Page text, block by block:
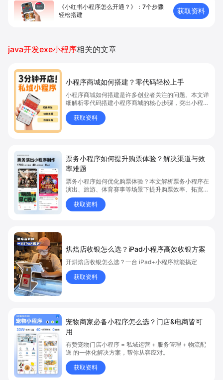
《小红书小程序怎么开通？》：7个步骤
轻松搭建
获取资料
java开发exe小程序相关的文章
小程序商城如何搭建？零代码轻松上手
小程序商城如何搭建是许多创业者关注的问题。本文详
细解析零代码搭建小程序商城的核心步骤，突出小程序
商城、商城搭建与零代码开店优势，帮助你轻松实现商
品上架、全渠道销售及高效会员运营，快速开启线上卖
货新模式。点击获取详细操作指南！
获取资料
票务小程序如何提升购票体验？解决渠道与效
率难题
票务小程序如何优化购票体验？本文解析票务小程序在
演出、旅游、体育赛事等场景下提升购票效率、拓宽销
售渠道、实现会员精准营销的具体方式。关键词包括
“票务小程序”、“购票体验”、“购票效率”。
获取资料
烘焙店收银怎么选？iPad小程序高效收银方案
开烘焙店收银怎么选？一台 iPad+小程序就能搞定
获取资料
宠物商家必备小程序怎么选？门店&电商皆可
用
有赞宠物门店小程序 = 私域运营 + 服务管理 + 物流配
送 的一体化解决方案，帮你从容应对。
获取资料